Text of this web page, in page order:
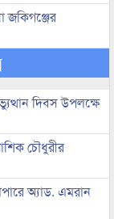
জকিগঞ্জের
দিবস উপলক্ষে
চৌধুরীর
অ্যাড. এমরান